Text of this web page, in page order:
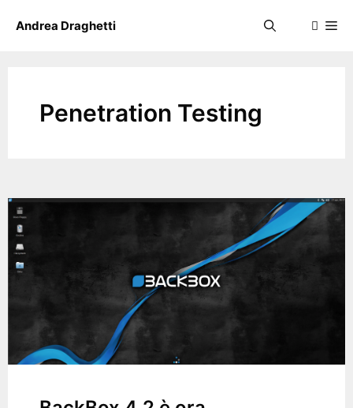
Andrea Draghetti
Penetration Testing